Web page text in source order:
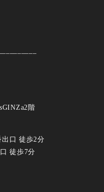
階
⼝ 徒歩2分
徒歩7分